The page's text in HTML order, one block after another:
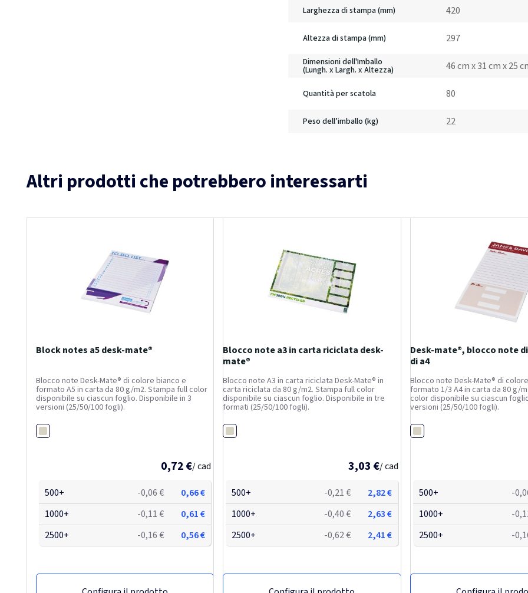
Larghezza di stampa (mm) 420
Altezza di stampa (mm) 297
Dimensioni dell'Imballo
(Lungh. x Largh. x Altezza) 46 cm x 31 cm x 25
Quantità per scatola 80
Peso dell’imballo (kg) 22
Altri prodotti che potrebbero interessarti
Block notes a5 desk-mate®
Blocco note Desk-Mate® di colore bianco e
formato A5 in carta da 80 g/m2. Stampa full color
disponibile su ciascun foglio. Disponibile in 3
versioni (25/50/100 fogli).
Bianco
0,72 €/ cad
500+ -0,06 €
0,66 €
1000+
-0,11 €
0,61 €
2500+
-0,16 € 0,56 €
Blocco note a3 in carta riciclata desk-
mate®
Blocco note A3 in carta riciclata Desk-Mate® in
carta riciclata da 80 g/m2. Stampa full color
disponibile su ciascun foglio. Disponibile in tre
formati (25/50/100 fogli).
Bianco
3,03 €/ cad
500+ -0,21 €
2,82 €
1000+
-0,40 €
2,63 €
2500+
-0,62 € 2,41 €
Desk-mate®, blocco note
di a4
Blocco note Desk-Mate® di
formato 1/3 A4 in carta da 80 g/
color disponibile su ciascun
versioni (25/50/100 fogli).
Bianco
500+
-
1000+
-
2500+
-